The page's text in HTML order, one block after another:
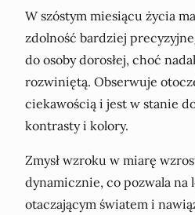
W szóstym miesiącu życia
zdolność bardziej
do osoby dorosłej, choć
rozwiniętą. Obserwuje
ciekawością i jest w stanie
kontrasty i kolory.
Zmysł wzroku w miarę
dynamicznie, co pozwala na
otaczającym światem i